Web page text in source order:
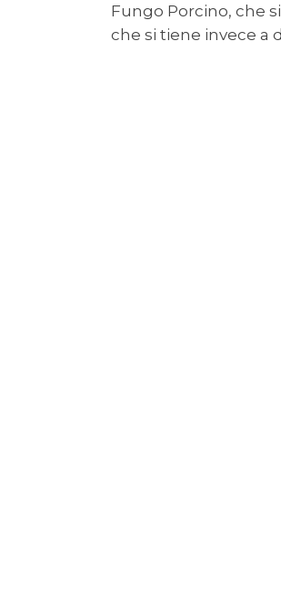
Fungo Porcino, che
che si tiene invece a